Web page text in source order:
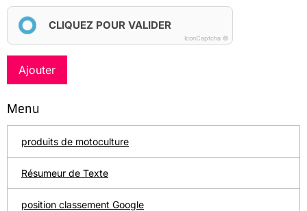
CLIQUEZ POUR VALIDER
IconCaptcha ©
Ajouter
Menu
produits de motoculture
Résumeur de Texte
position classement Google